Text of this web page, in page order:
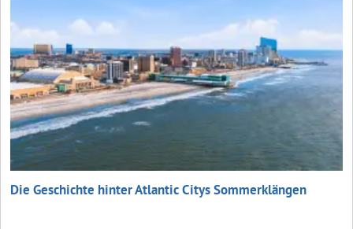
Die Geschichte hinter Atlantic Citys Sommerklängen